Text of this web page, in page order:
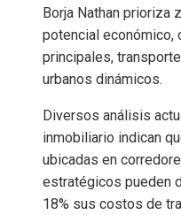
Borja Nathan prioriza
potencial económico,
principales,
urbanos dinámicos.
Diversos análisis
inmobiliario indican
ubicadas en
estratégicos pueden
18% sus costos de